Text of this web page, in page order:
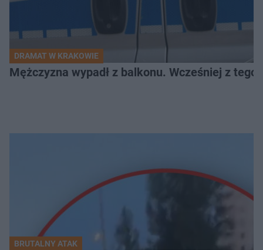
DRAMAT W KRAKOWIE
Mężczyzna wypadł z balkonu. Wcześniej z
BRUTALNY ATAK